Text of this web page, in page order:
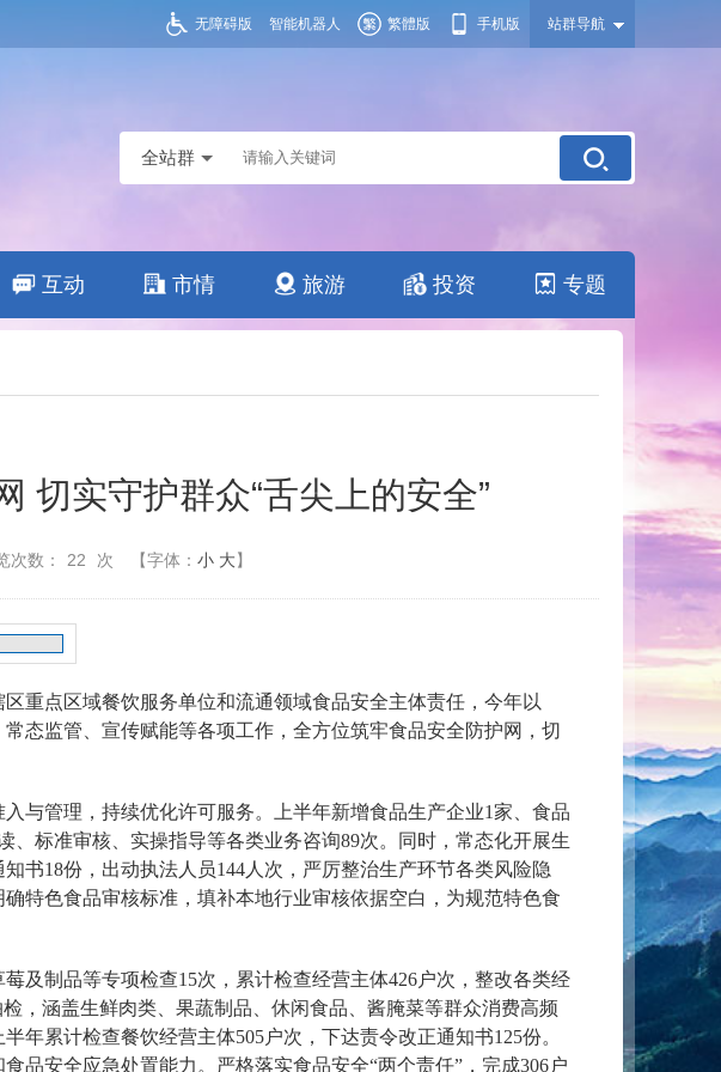
站群导航
无障碍版 智能机器人 繁體版 手机版
互动 市情 旅游 投资 专题
全站群
切实守护群众“舌尖上的安全”
次数： 22 次 【字体： 小 大】
点区域餐饮服务单位和流通领域食品安全主体责任，今年以
态监管、宣传赋能等各项工作，全方位筑牢食品安全防护网，切
管理，持续优化许可服务。上半年新增食品生产企业1家、食品
标准审核、实操指导等各类业务咨询89次。同时，常态化开展生
书18份，出动执法人员144人次，严厉整治生产环节各类风险隐
特色食品审核标准，填补本地行业审核依据空白，为规范特色食
制品等专项检查15次，累计检查经营主体426户次，整改各类经
，涵盖生鲜肉类、果蔬制品、休闲食品、酱腌菜等群众消费高频
累计检查餐饮经营主体505户次，下达责令改正通知书125份。
品安全应急处置能力。严格落实食品安全“两个责任”，完成306户